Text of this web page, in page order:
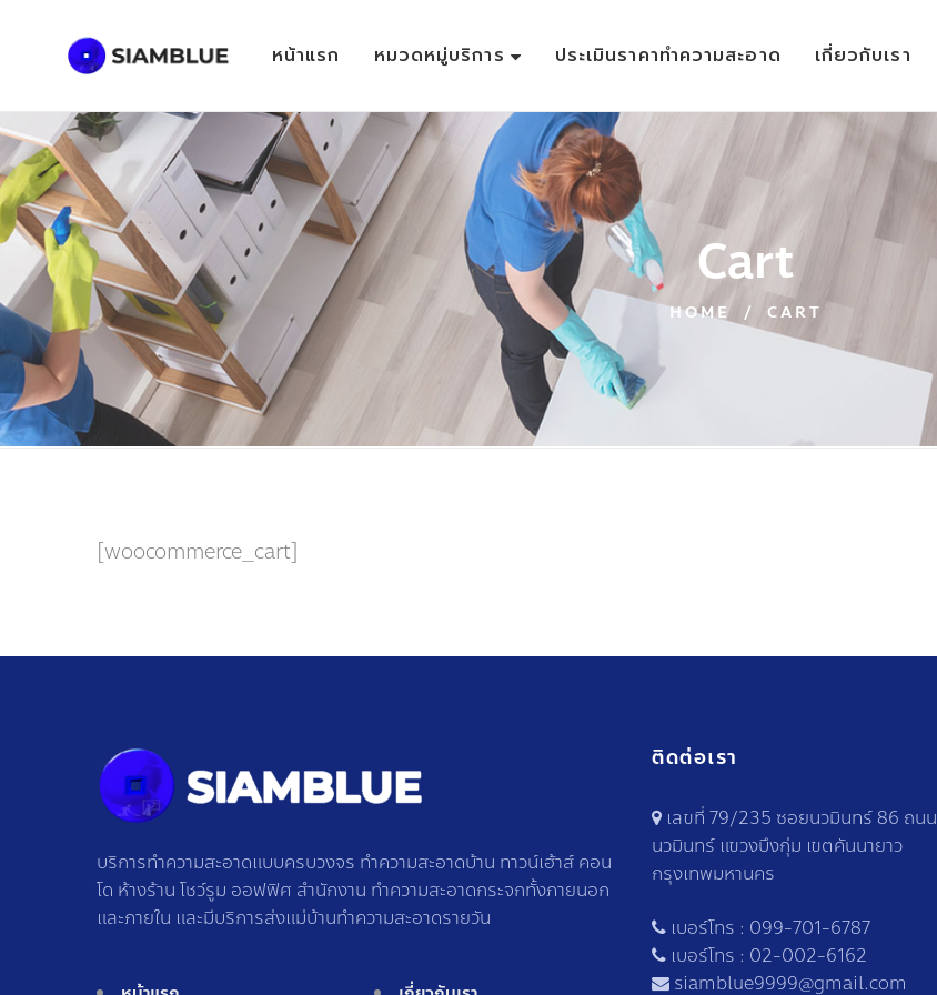
หน้าแรก หมวดหมู่บริการ ประเมินราคาทำความสะอาด เกี่ยวกับเรา
Cart
HOME / CART
[woocommerce_cart]
บริการทำความสะอาดแบบครบวงจร ทำความสะอาดบ้าน ทาวน์เฮ้าส์ คอน
โด ห้างร้าน โชว์รูม ออฟฟิศ สำนักงาน ทำความสะอาดกระจกทั้งภายนอก
และภายใน และมีบริการส่งแม่บ้านทำความสะอาดรายวัน
ติดต่อเรา
เลขที่ 79/235 ซอยนวมินทร์ 86 ถนน
นวมินทร์ แขวงบึงกุ่ม เขตคันนายาว
กรุงเทพมหานคร
เบอร์โทร : 099-701-6787
เบอร์โทร : 02-002-6162
siamblue9999@gmail.com